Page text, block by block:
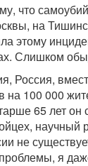
что
на
этому
Слишком
Россия,
100 000
65 лет
не
я